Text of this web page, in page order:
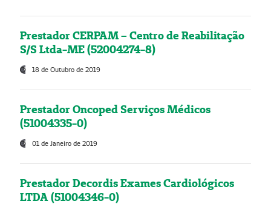
Prestador CERPAM – Centro de Reabilitação
S/S Ltda-ME (52004274-8)
18 de Outubro de 2019
Prestador Oncoped Serviços Médicos
(51004335-0)
01 de Janeiro de 2019
Prestador Decordis Exames Cardiológicos
LTDA (51004346-0)